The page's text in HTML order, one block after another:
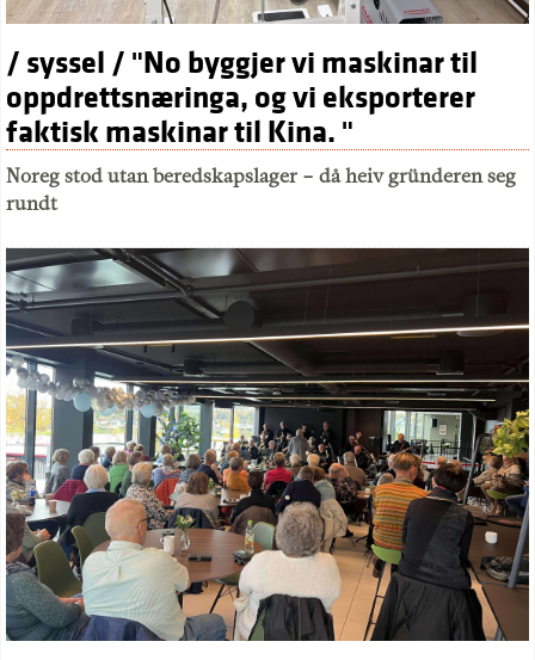
/ syssel / "No byggjer vi maskinar til
oppdrettsnæringa, og vi eksporterer
faktisk maskinar til Kina. "
Noreg stod utan beredskapslager – då heiv gründeren seg
rundt